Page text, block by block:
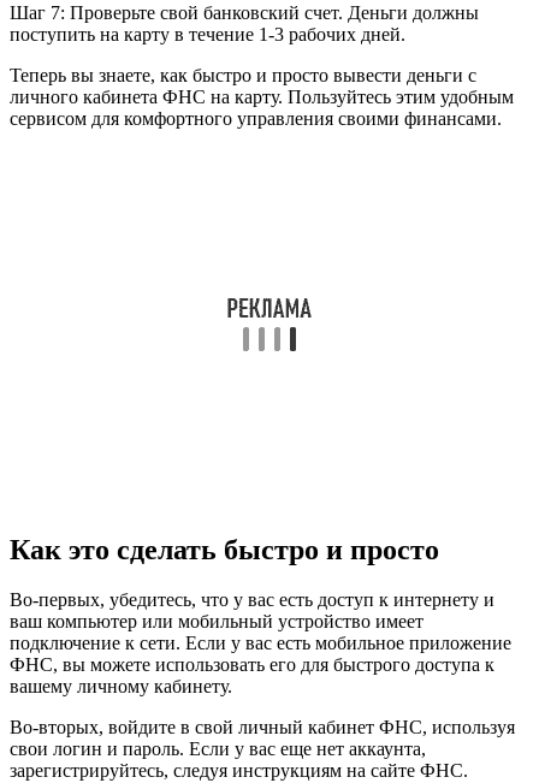
Шаг 7: Проверьте свой банковский счет. Деньги должны
поступить на карту в течение 1-3 рабочих дней.
Теперь вы знаете, как быстро и просто вывести деньги с
личного кабинета ФНС на карту. Пользуйтесь этим удобным
сервисом для комфортного управления своими финансами.
Как это сделать быстро и просто
Во-первых, убедитесь, что у вас есть доступ к интернету и
ваш компьютер или мобильный устройство имеет
подключение к сети. Если у вас есть мобильное приложение
ФНС, вы можете использовать его для быстрого доступа к
вашему личному кабинету.
Во-вторых, войдите в свой личный кабинет ФНС, используя
свои логин и пароль. Если у вас еще нет аккаунта,
зарегистрируйтесь, следуя инструкциям на сайте ФНС.